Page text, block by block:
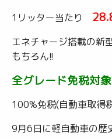
1リッター当たり
エネチャージ搭載の新
もちろん!!
全グレード免税対
100%免税(自動車取得
9月6日に軽自動車の歴